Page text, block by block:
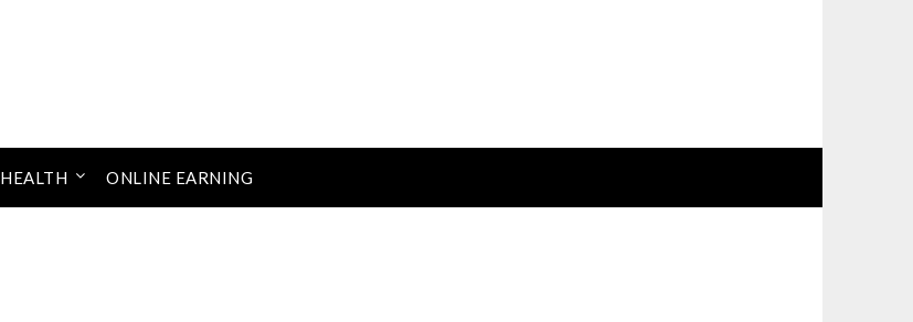
HEALTH ONLINE EARNING